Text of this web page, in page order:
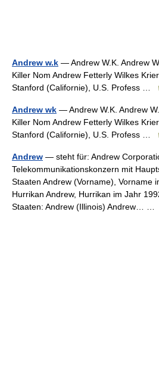
Andrew w.k — Andrew W.K. Andrew
Killer Nom Andrew Fetterly Wilkes
Stanford (Californie), U.S. Profess …
Andrew wk — Andrew W.K. Andrew
Killer Nom Andrew Fetterly Wilkes
Stanford (Californie), U.S. Profess …
Andrew — steht für: Andrew
Telekommunikationskonzern mit
Staaten Andrew (Vorname), Vorname
Hurrikan Andrew, Hurrikan im Jahr
Staaten: Andrew (Illinois) Andrew… …